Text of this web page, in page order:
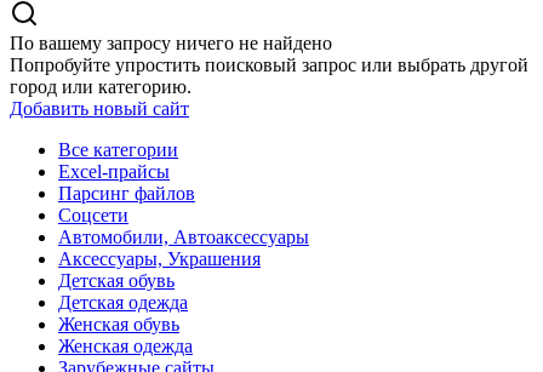
По вашему запросу ничего не найдено
Попробуйте упростить поисковый запрос или выбрать другой
город или категорию.
Добавить новый сайт
Все категории
Excel-прайсы
Парсинг файлов
Соцсети
Автомобили, Автоаксессуары
Аксессуары, Украшения
Детская обувь
Детская одежда
Женская обувь
Женская одежда
Зарубежные сайты